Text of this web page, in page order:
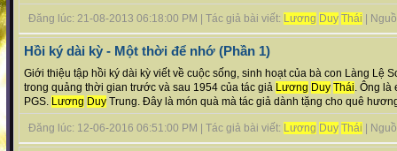
Đăng lúc: 21-08-2013 06:18:00 PM | Tác giả bài viết: Lương Duy Thái |
Hồi ký dài kỳ - Một thời để nhớ (Phần 1)
Giới thiệu tập hồi ký dài kỳ viết về cuộc sống, sinh hoạt của bà con Làng Lệ
trong quảng thời gian trước và sau 1954 của tác giả Lương Duy Thái. Ông là
PGS. Lương Duy Trung. Đây là món quà mà tác giả dành tặng cho quê
Đăng lúc: 12-06-2016 06:51:00 PM | Tác giả bài viết: Lương Duy Thái |